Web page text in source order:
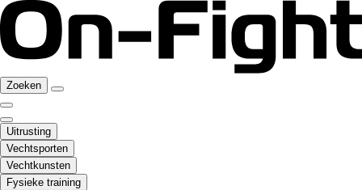
Zoeken
Uitrusting
Vechtsporten
Vechtkunsten
Fysieke training